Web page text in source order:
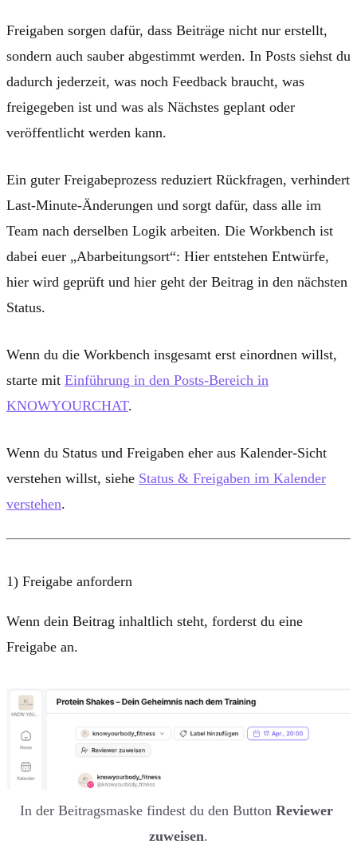
Freigaben sorgen dafür, dass Beiträge nicht nur erstellt,
sondern auch sauber abgestimmt werden. In Posts siehst du
dadurch jederzeit, was noch Feedback braucht, was
freigegeben ist und was als Nächstes geplant oder
veröffentlicht werden kann.
Ein guter Freigabeprozess reduziert Rückfragen, verhindert
Last-Minute-Änderungen und sorgt dafür, dass alle im
Team nach derselben Logik arbeiten. Die Workbench ist
dabei euer „Abarbeitungsort“: Hier entstehen Entwürfe,
hier wird geprüft und hier geht der Beitrag in den nächsten
Status.
Wenn du die Workbench insgesamt erst einordnen willst,
starte mit Einführung in den Posts-Bereich in
KNOWYOURCHAT.
Wenn du Status und Freigaben eher aus Kalender-Sicht
verstehen willst, siehe Status & Freigaben im Kalender
verstehen.
1) Freigabe anfordern
Wenn dein Beitrag inhaltlich steht, forderst du eine
Freigabe an.
In der Beitragsmaske findest du den Button Reviewer
zuweisen.